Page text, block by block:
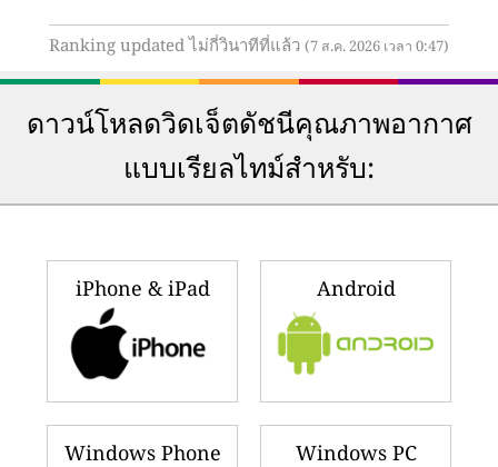
Ranking updated ไม่กี่วินาทีที่แล้ว (7 ส.ค. 2026 เวลา 0:47)
ดาวน์โหลดวิดเจ็ตดัชนีคุณภาพอากาศ
แบบเรียลไทม์สำหรับ:
iPhone & iPad Android
Windows Phone Windows PC